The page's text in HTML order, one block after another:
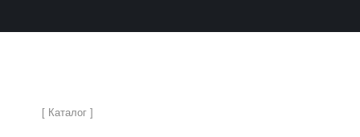
[ Каталог ]